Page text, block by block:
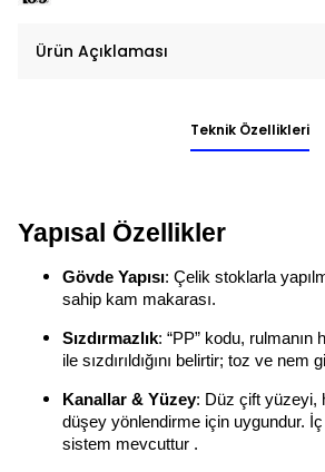
Ürün Açıklaması
Teknik Özellikleri
Yapısal Özellikler
Gövde Yapısı: Çelik stoklarla
sahip kam makarası.
Sızdırmazlık: “PP” kodu, rulmanın
ile sızdırıldığını belirtir; toz ve nem
Kanallar & Yüzey: Düz çift yüzeyi,
düşey yönlendirme için uygundur. İç
sistem mevcuttur .